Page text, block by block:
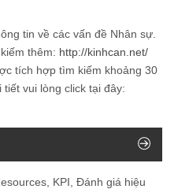
tin về các vấn đề Nhân sự
thêm: http://kinhcan.net/
tích hợp tìm kiếm khoảng 30
tiết vui lòng click tại đây:
KPI, Đánh giá hiệu